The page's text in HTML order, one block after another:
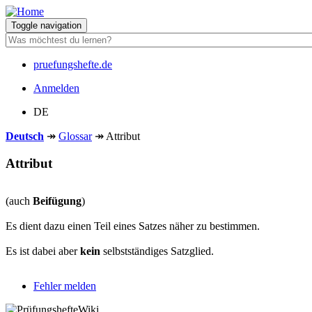
Direkt
zum
Inhalt
Toggle navigation
Hauptnavigation
pruefungshefte.de
Benutzermenü
Anmelden
DE
Deutsch ↠ Glossar ↠ Attribut
Attribut
(auch Beifügung)
Es dient dazu einen Teil eines Satzes näher zu bestimmen.
Es ist dabei aberkein selbstständiges Satzglied.
Fehler melden